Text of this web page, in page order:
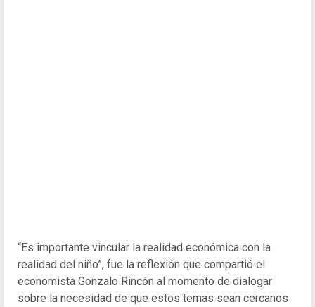
“Es importante vincular la realidad económica con la
realidad del niño”, fue la reflexión que compartió el
economista Gonzalo Rincón al momento de dialogar
sobre la necesidad de que estos temas sean cercanos